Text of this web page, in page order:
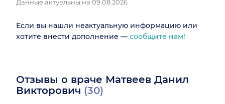
Данные актуальны на 09.08.2026
Если вы нашли неактуальную информацию или
хотите внести дополнение — сообщите нам!
Отзывы о враче Матвеев Данил
Викторович (30)